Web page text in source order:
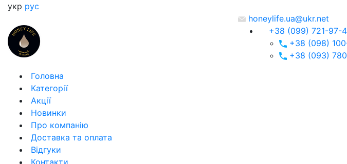
укр рус
honeylife.ua@ukr.net
+38 (099) 721-97-
+38 (098)
+38 (093)
Головна
Категорії
Акції
Новинки
Про компанію
Доставка та оплата
Відгуки
Контакти